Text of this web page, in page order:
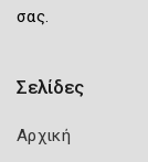
σας.
Σελίδες
Αρχική